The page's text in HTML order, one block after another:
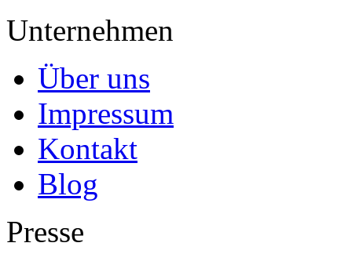
Unternehmen
Über uns
Impressum
Kontakt
Blog
Presse